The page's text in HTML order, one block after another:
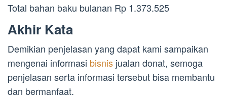
Total bahan baku bulanan Rp 1.373.525
Akhir Kata
Demikian penjelasan yang dapat kami sampaikan
mengenai informasi bisnis jualan donat, semoga
penjelasan serta informasi tersebut bisa membantu
dan bermanfaat.